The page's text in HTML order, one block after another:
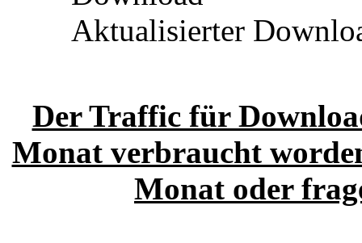
Aktualisierter
Der Traffic für
Monat verbraucht
Monat oder